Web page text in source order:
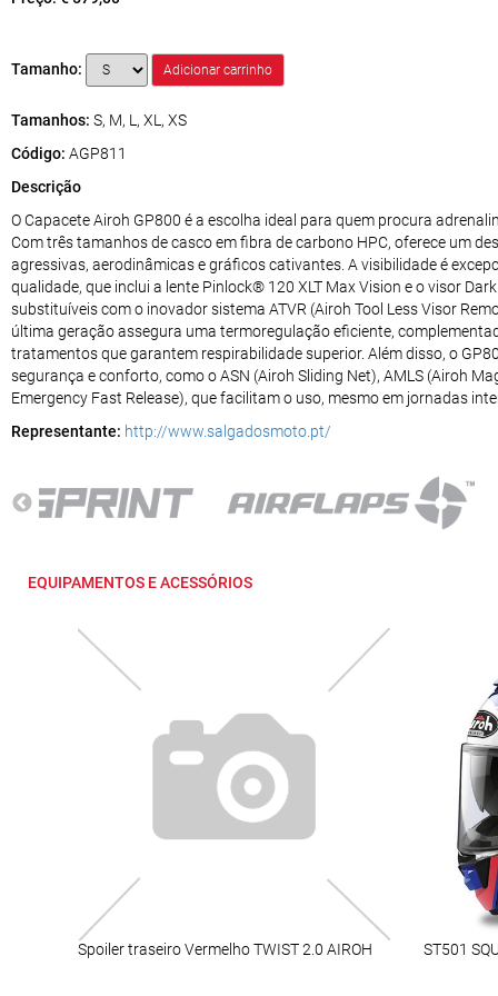
Tamanho:
Tamanhos: S, M, L, XL, XS
Código: AGP811
Descrição
O Capacete Airoh GP800 é a escolha ideal para quem procura
Com três tamanhos de casco em fibra de carbono HPC, oferece um
agressivas, aerodinâmicas e gráficos cativantes. A visibilidade é
qualidade, que inclui a lente Pinlock® 120 XLT Max Vision e o visor
substituíveis com o inovador sistema ATVR (Airoh Tool Less Visor
última geração assegura uma termoregulação eficiente,
tratamentos que garantem respirabilidade superior. Além disso, o
segurança e conforto, como o ASN (Airoh Sliding Net), AMLS (Airoh
Emergency Fast Release), que facilitam o uso, mesmo em jornadas
Representante: http://www.salgadosmoto.pt/
EQUIPAMENTOS E ACESSÓRIOS
Spoiler traseiro Vermelho TWIST 2.0 AIROH ST501